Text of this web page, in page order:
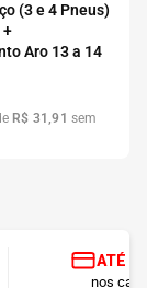
(3 e 4 Pneus)
+
Aro 13 a 14
R$ 31 ,91 sem
ATÉ
nos